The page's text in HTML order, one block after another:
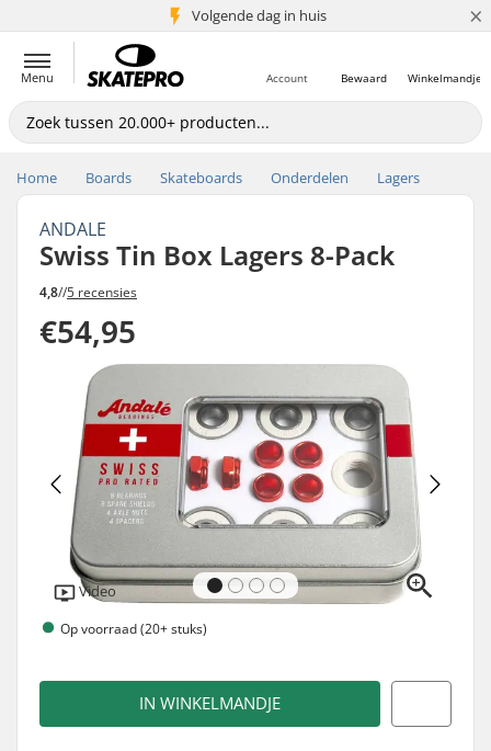
Volgende dag in huis
5+ mln. klanten ×
Menu Winkelmandje
Bewaard
Account
Home Boards Skateboards Onderdelen Lagers
ANDALE
Swiss Tin Box Lagers 8-Pack
4,8//5 recensies
€54,95
Video
Op voorraad (20+ stuks)
IN WINKELMANDJE